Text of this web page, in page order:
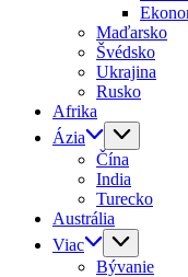
Maďarsko
Švédsko
Ukrajina
Rusko
Afrika
Ázia
Čína
India
Turecko
Austrália
Viac
Bývanie